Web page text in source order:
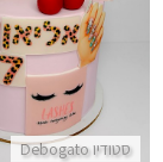
סטודיו Debogato